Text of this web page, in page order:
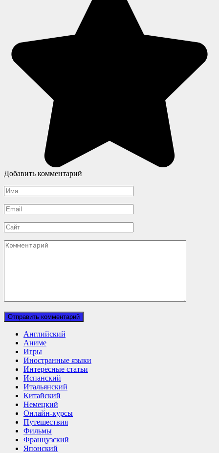
Добавить комментарий
Имя
*
Email
*
Сайт
Комментарий
Английский
Аниме
Игры
Иностранные языки
Интересные статьи
Испанский
Итальянский
Китайский
Немецкий
Онлайн-курсы
Путешествия
Фильмы
Французский
Японский